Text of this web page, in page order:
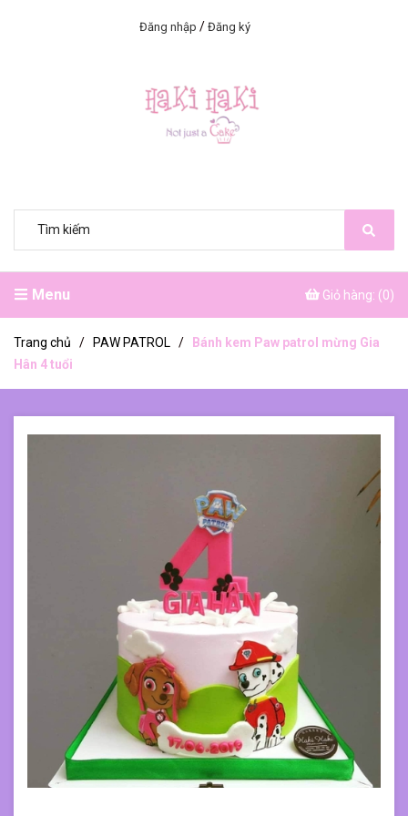
Đăng nhập / Đăng ký
Menu Giỏ hàng: (0)
Trang chủ / PAW PATROL /
Bánh kem Paw patrol mừng Gia
Hân 4 tuổi